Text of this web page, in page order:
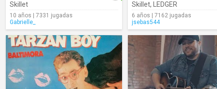
Skillet
10 años | 7331 jugadas
Gabrielle_
Skillet, LEDGER
6 años | 7162 jugadas
jsebas544